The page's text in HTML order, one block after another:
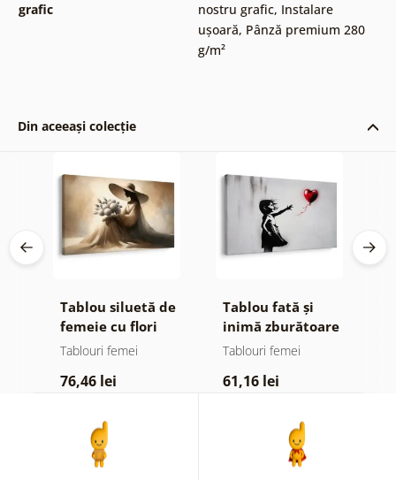
grafic
nostru grafic, Instalare
ușoară, Pânză premium 280
g/m²
Din aceeași colecție
Tablou siluetă de
femeie cu flori
Tablouri femei
76,46 lei
Tablou fată și
inimă zburătoare
Tablouri femei
61,16 lei